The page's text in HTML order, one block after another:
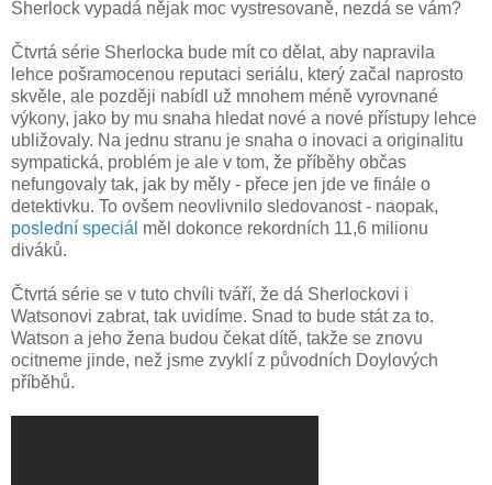
Sherlock vypadá nějak moc vystresovaně, nezdá se vám?
Čtvrtá série Sherlocka bude mít co dělat, aby napravila
lehce pošramocenou reputaci seriálu, který začal naprosto
skvěle, ale později nabídl už mnohem méně vyrovnané
výkony, jako by mu snaha hledat nové a nové přístupy lehce
ubližovaly. Na jednu stranu je snaha o inovaci a originalitu
sympatická, problém je ale v tom, že příběhy občas
nefungovaly tak, jak by měly - přece jen jde ve finále o
detektivku. To ovšem neovlivnilo sledovanost - naopak,
poslední speciál měl dokonce rekordních 11,6 milionu
diváků.
Čtvrtá série se v tuto chvíli tváří, že dá Sherlockovi i
Watsonovi zabrat, tak uvidíme. Snad to bude stát za to.
Watson a jeho žena budou čekat dítě, takže se znovu
ocitneme jinde, než jsme zvyklí z původních Doylových
příběhů.